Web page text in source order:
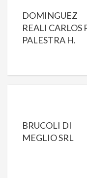
DOMINGUEZ
REALI CARLOS
PALESTRA H.
BRUCOLI DI
MEGLIO SRL